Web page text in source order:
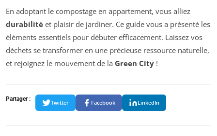
En adoptant le compostage en appartement, vous alliez
durabilité et plaisir de jardiner. Ce guide vous a présenté les
éléments essentiels pour débuter efficacement. Laissez vos
déchets se transformer en une précieuse ressource naturelle,
et rejoignez le mouvement de la Green City !
Partager :
Twitter Facebook LinkedIn